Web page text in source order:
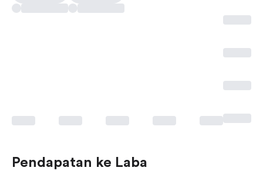
Pendapatan ke Laba